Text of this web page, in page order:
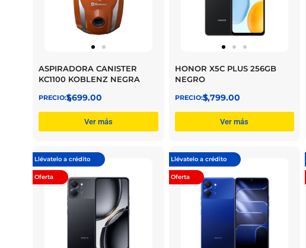
ASPIRADORA CANISTER
KC1100 KOBLENZ NEGRA
$
1,699.00
Ver más
HONOR X5C PLUS 256GB
NEGRO
$
3,799.00
Ver más
Llévatelo a crédito
Oferta
Llévatelo a crédito
Oferta